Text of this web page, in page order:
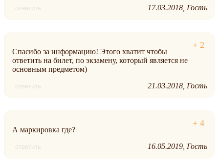
ответить 17.03.2018 Гость
Спасибо за информацию! Этого хватит чтобы
ответить на билет, по экзамену, который является не
основным предметом)
ответить 21.03.2018 Гость
А маркировка где?
ответить 16.05.2019 Гость